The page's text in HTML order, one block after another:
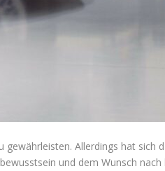
Allerdings hat sich
und dem Wunsch